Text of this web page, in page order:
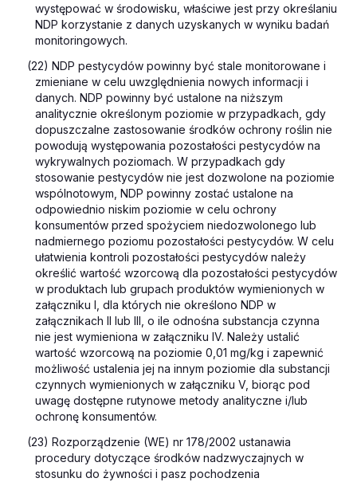
występować w środowisku, właściwe jest przy określaniu
NDP korzystanie z danych uzyskanych w wyniku badań
monitoringowych.
(22) NDP pestycydów powinny być stale monitorowane i
zmieniane w celu uwzględnienia nowych informacji i
danych. NDP powinny być ustalone na niższym
analitycznie określonym poziomie w przypadkach, gdy
dopuszczalne zastosowanie środków ochrony roślin nie
powodują występowania pozostałości pestycydów na
wykrywalnych poziomach. W przypadkach gdy
stosowanie pestycydów nie jest dozwolone na poziomie
wspólnotowym, NDP powinny zostać ustalone na
odpowiednio niskim poziomie w celu ochrony
konsumentów przed spożyciem niedozwolonego lub
nadmiernego poziomu pozostałości pestycydów. W celu
ułatwienia kontroli pozostałości pestycydów należy
określić wartość wzorcową dla pozostałości pestycydów
w produktach lub grupach produktów wymienionych w
załączniku I, dla których nie określono NDP w
załącznikach II lub III, o ile odnośna substancja czynna
nie jest wymieniona w załączniku IV. Należy ustalić
wartość wzorcową na poziomie 0,01 mg/kg i zapewnić
możliwość ustalenia jej na innym poziomie dla substancji
czynnych wymienionych w załączniku V, biorąc pod
uwagę dostępne rutynowe metody analityczne i/lub
ochronę konsumentów.
(23) Rozporządzenie (WE) nr 178/2002 ustanawia
procedury dotyczące środków nadzwyczajnych w
stosunku do żywności i pasz pochodzenia